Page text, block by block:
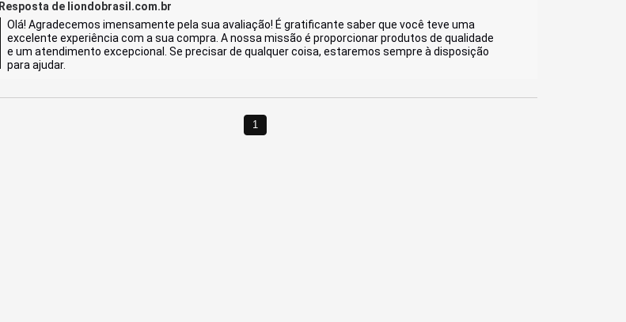
Resposta de liondobrasil.com.br
Olá! Agradecemos imensamente pela sua avaliação! É gratificante saber que você teve uma
excelente experiência com a sua compra. A nossa missão é proporcionar produtos de qualidade
e um atendimento excepcional. Se precisar de qualquer coisa, estaremos sempre à disposição
para ajudar.
1